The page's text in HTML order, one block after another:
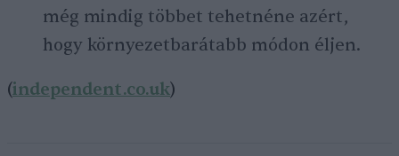
még mindig többet tehetnéne azért,
hogy környezetbarátabb módon éljen.
(independent.co.uk)